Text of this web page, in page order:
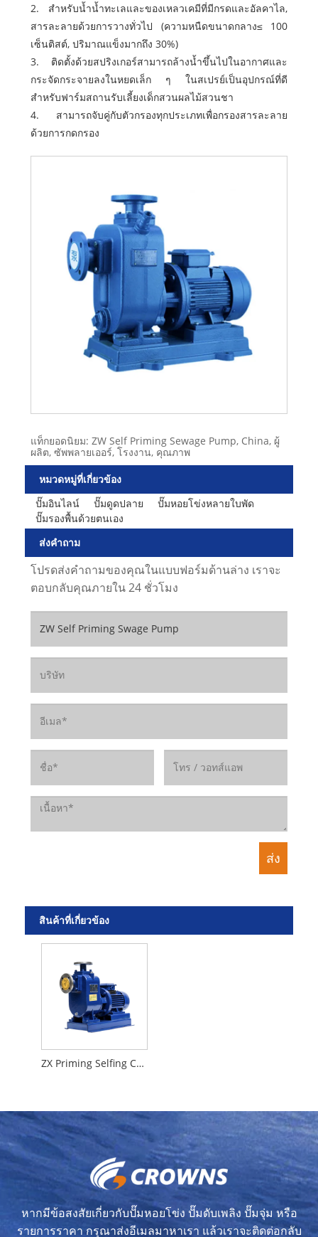
2. สำหรับน้ำน้ำทะเลและของเหลวเคมีที่มีกรดและอัลคาไล,
สารละลายด้วยการวางทั่วไป (ความหนืดขนาดกลาง≤ 100
เซ็นติสต์, ปริมาณแข็งมากถึง 30%)
3. ติดตั้งด้วยสปริงเกอร์สามารถล้างน้ำขึ้นไปในอากาศและ
กระจัดกระจายลงในหยดเล็ก ๆ ในสเปรย์เป็นอุปกรณ์ที่ดี
สำหรับฟาร์มสถานรับเลี้ยงเด็กสวนผลไม้สวนชา
4. สามารถจับคู่กับตัวกรองทุกประเภทเพื่อกรองสารละลาย
ด้วยการกดกรอง
แท็กยอดนิยม: ZW Self Priming Sewage Pump, China, ผู้
ผลิต, ซัพพลายเออร์, โรงงาน, คุณภาพ
หมวดหมู่ที่เกี่ยวข้อง
ปั๊มอินไลน์
ปั๊มดูดปลาย
ปั๊มหอยโข่งหลายใบพัด
ปั๊มรองพื้นด้วยตนเอง
ส่งคำถาม
โปรดส่งคำถามของคุณในแบบฟอร์มด้านล่าง เราจะ
ตอบกลับคุณภายใน 24 ชั่วโมง
สินค้าที่เกี่ยวข้อง
ZX Priming Selfing Centrifugal Pump
หากมีข้อสงสัยเกี่ยวกับปั๊มหอยโข่ง ปั๊มดับเพลิง ปั๊มจุ่ม หรือ
รายการราคา กรุณาส่งอีเมลมาหาเรา แล้วเราจะติดต่อกลับ